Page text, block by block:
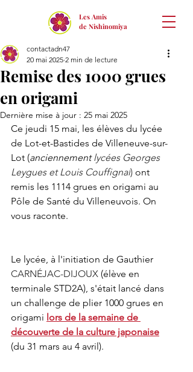
Les Amis
de Nishinomiya
Remise des 1000 grues
en origami
contactadn47
20 mai 2025 2 min de lecture
Dernière mise à jour : 25 mai 2025
Ce jeudi 15 mai, les élèves du lycée
de Lot-et-Bastides de Villeneuve-sur-
Lot (anciennement lycées Georges
Leygues et Louis Couffignal) ont
remis les 1114 grues en origami au
Pôle de Santé du Villeneuvois. On
vous raconte.
Le lycée, à l'initiation de Gauthier
CARNÉJAC-DIJOUX (élève en
terminale STD2A), s'était lancé dans
un challenge de plier 1000 grues en
origami lors de la semaine de
découverte de la culture japonaise
(du 31 mars au 4 avril).